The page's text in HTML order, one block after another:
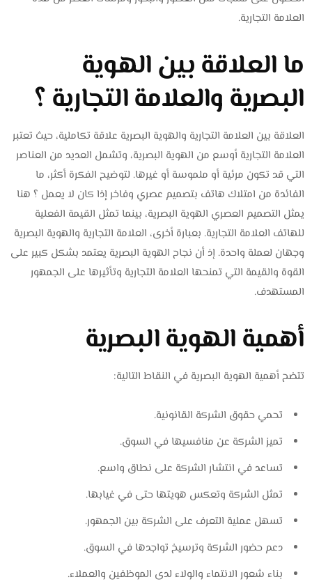
العلامة التجارية.
ما العلاقة بين الهوية
البصرية والعلامة التجارية ؟
العلاقة بين العلامة التجارية والهوية البصرية علاقة تكاملية، حيث تعتبر
العلامة التجارية أوسع من الهوية البصرية، وتشمل العديد من العناصر
التي قد تكون مرئية أو ملموسة أو غيرها. لتوضيح الفكرة أكثر، ما
الفائدة من امتلاك هاتف بتصميم عصري وفاخر إذا كان لا يعمل ؟ هنا
يمثل التصميم العصري الهوية البصرية، بينما تمثل القيمة الفعلية
للهاتف العلامة التجارية. بعبارة أخرى، العلامة التجارية والهوية البصرية
وجهان لعملة واحدة. إذ أن نجاح الهوية البصرية يعتمد بشكل كبير على
القوة والقيمة التي تمنحها العلامة التجارية وتأثيرها على الجمهور
المستهدف.
أهمية الهوية البصرية
تتضح أهمية الهوية البصرية في النقاط التالية:
تحمي حقوق الشركة القانونية.
تميز الشركة عن منافسيها في السوق.
تساعد في انتشار الشركة على نطاق واسع.
تمثل الشركة وتعكس هويتها حتى في غيابها.
تسهل عملية التعرف على الشركة بين الجمهور.
دعم حضور الشركة وترسيخ تواجدها في السوق.
بناء شعور الانتماء والولاء لدى الموظفين والعملاء.